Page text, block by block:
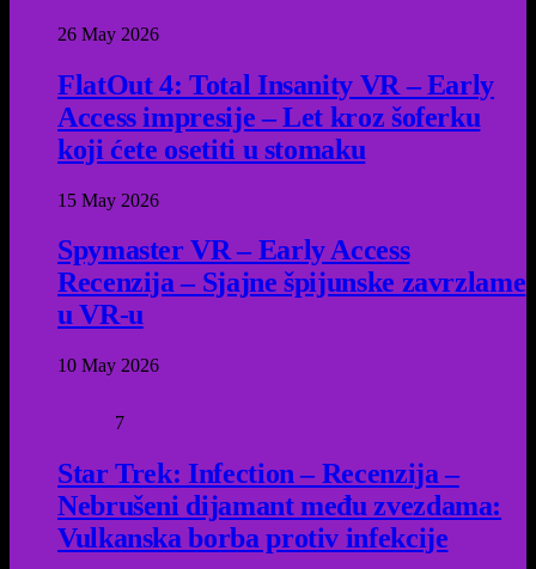
26 May 2026
FlatOut 4: Total Insanity VR – Early
Access impresije – Let kroz šoferku
koji ćete osetiti u stomaku
15 May 2026
Spymaster VR – Early Access
Recenzija – Sjajne špijunske zavrzlame
u VR-u
10 May 2026
7
Star Trek: Infection – Recenzija –
Nebrušeni dijamant među zvezdama:
Vulkanska borba protiv infekcije